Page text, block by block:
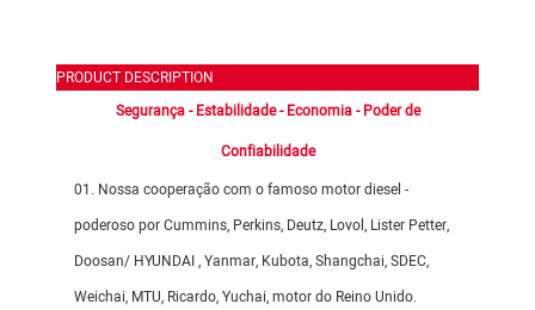
PRODUCT DESCRIPTION
Segurança - Estabilidade - Economia - Poder de
Confiabilidade
01. Nossa cooperação com o famoso motor diesel -
poderoso por Cummins, Perkins, Deutz, Lovol, Lister Petter,
Doosan/ HYUNDAI, Yanmar, Kubota, Shangchai, SDEC,
Weichai, MTU, Ricardo, Yuchai, motor do Reino Unido.